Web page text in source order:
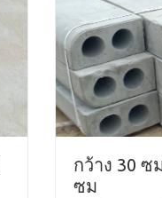
กว้าง 30 ซ
ซม